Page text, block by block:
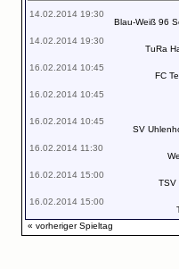
14.02.2014 19:30
Blau-Weiß 96
14.02.2014 19:30
TuRa
16.02.2014 10:45
FC
16.02.2014 10:45
16.02.2014 10:45
SV
16.02.2014 11:30
16.02.2014 15:00
TSV
16.02.2014 15:00
« vorheriger Spieltag